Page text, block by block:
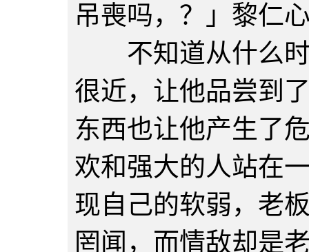
吊喪吗，？」黎仁
不知道从什么时
很近，让他品尝到
东西也让他产生了
欢和强大的人站在
现自己的软弱，老
罔闻，而情敌却是